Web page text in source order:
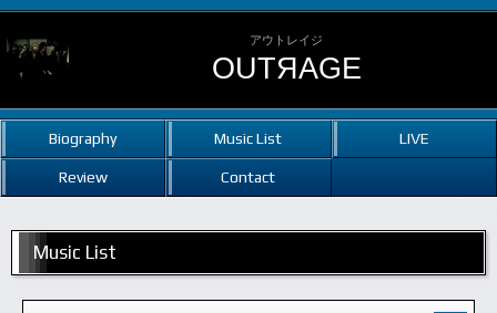
アウトレイジ
OUTЯAGE
Biography Music List LIVE
Review Contact
Music List